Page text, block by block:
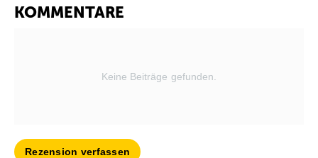
KOMMENTARE
Keine Beiträge gefunden.
Rezension verfassen